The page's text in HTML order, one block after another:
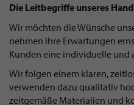
Die Leitbegriffe unseres
Wir möchten die Wünsche
nehmen ihre Erwartungen
Kunden eine individuelle und
Wir folgen einem klaren,
verwenden dazu qualitativ
zeitgemäße Materialien und